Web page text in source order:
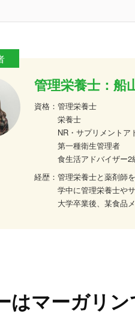
管理栄養士：船
資格： 管理栄養士
栄養士
NR・サプリメントア
第一種衛生管理者
食生活アドバイザー2
経歴： 管理栄養士と薬剤師を
学中に管理栄養士や
大学卒業後、某食品
はマーガリ